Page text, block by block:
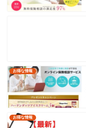
お得な情報
お得な情報